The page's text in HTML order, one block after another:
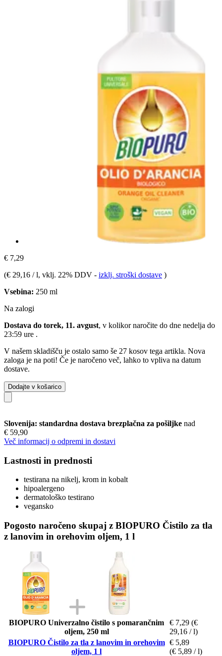
€ 7,29
(€ 29,16 / l, vklj. 22% DDV - izklj. stroški dostave )
Vsebina: 250 ml
Na zalogi
Dostava do torek, 11. avgust, v kolikor naročite do dne nedelja do
23:59 ure .
V našem skladišču je ostalo samo še 27 kosov tega artikla. Nova
zaloga je na poti! Če je naročeno več, lahko to vpliva na datum
dostave.
Dodajte v košarico
Slovenija: standardna dostava brezplačna za pošiljke nad
€ 59,90
Več informacij o odpremi in dostavi
Lastnosti in prednosti
testirana na nikelj, krom in kobalt
hipoalergeno
dermatološko testirano
vegansko
Pogosto naročeno skupaj z BIOPURO Čistilo za tla
z lanovim in orehovim oljem, 1 l
BIOPURO Univerzalno čistilo s pomarančnim
oljem, 250 ml
€ 7,29 (€
29,16 / l)
BIOPURO Čistilo za tla z lanovim in orehovim
oljem, 1 l
€ 5,89
(€ 5,89 / l)